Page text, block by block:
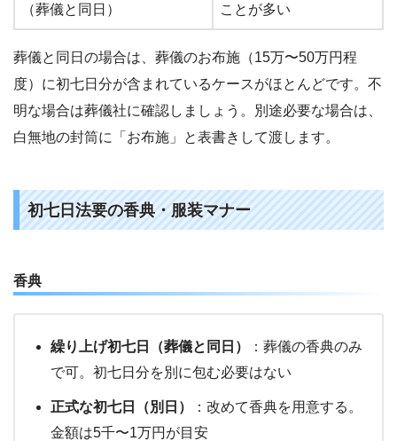
（葬儀と同日）
ことが多い
葬儀と同日の場合は、葬儀のお布施（15万〜50万円程
度）に初七日分が含まれているケースがほとんどです。不
明な場合は葬儀社に確認しましょう。別途必要な場合は、
白無地の封筒に「お布施」と表書きして渡します。
初七日法要の香典・服装マナー
香典
繰り上げ初七日（葬儀と同日）
：葬儀の香典のみ
で可。初七日分を別に包む必要はない
正式な初七日（別日）
：改めて香典を用意する。
金額は5千〜1万円が目安